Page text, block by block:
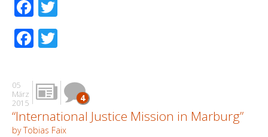
Facebook
Facebook
05
März
2015
4
“International Justice Mission in Marburg”
by Tobias Faix